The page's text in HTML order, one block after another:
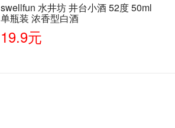
swellfun 水井坊 井台小酒 52度 50ml
单瓶装 浓香型白酒
19.9元